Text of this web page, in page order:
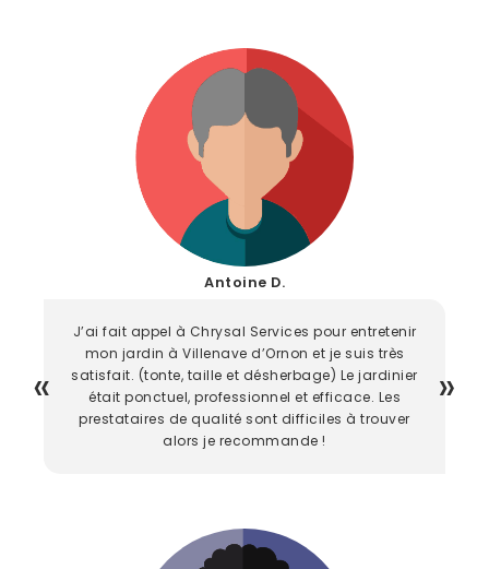
Antoine D.
J’ai fait appel à Chrysal Services pour entretenir
mon jardin à Villenave d’Ornon et je suis très
satisfait. (tonte, taille et désherbage) Le jardinier
était ponctuel, professionnel et efficace. Les
prestataires de qualité sont difficiles à trouver
alors je recommande !